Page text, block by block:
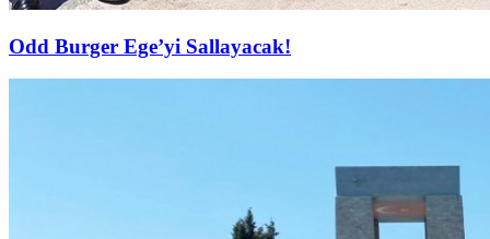
Odd Burger Ege’yi Sallayacak!